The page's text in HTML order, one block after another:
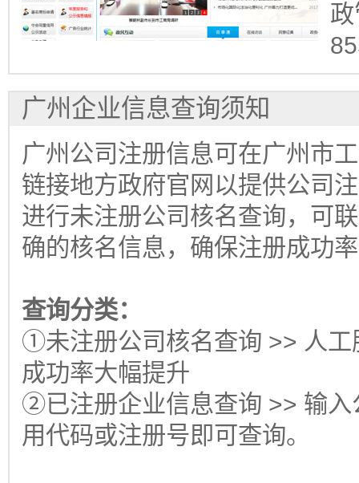
广州企业信息查询须知
广州公司注册信息可在广州市
链接地方政府官网以提供公司
进行未注册公司核名查询，可
确的核名信息，确保注册成功
查询分类：
①未注册公司核名查询 >> 人工
成功率大幅提升
②已注册企业信息查询 >> 输入
用代码或注册号即可查询。